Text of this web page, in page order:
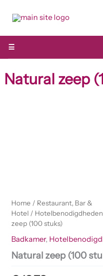
naar
inhoud
☰
Natural zeep
Home / Restaurant, Bar &
Hotel / Hotelbenodigdheden
zeep (100 stuks)
Badkamer,
Natural zeep (100